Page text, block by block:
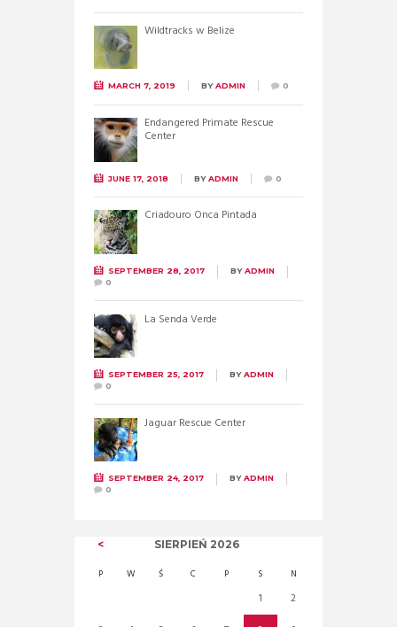
Wildtracks w Belize
MARCH 7, 2019 BYADMIN 0
Endangered Primate Rescue
Center
JUNE 17, 2018 BYADMIN 0
Criadouro Onca Pintada
SEPTEMBER 28, 2017 BYADMIN
0
La Senda Verde
SEPTEMBER 25, 2017 BYADMIN
0
Jaguar Rescue Center
SEPTEMBER 24, 2017 BYADMIN
0
SIERPIEŃ 2026
P W Ś C P S N
1
2